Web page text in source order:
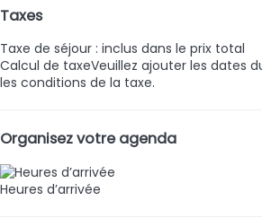
Taxes
Taxe de séjour : inclus dans le prix total
Calcul de taxeVeuillez ajouter les dates
les conditions de la taxe.
Organisez votre agenda
Heures d’arrivée